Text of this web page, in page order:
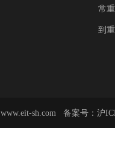
常
到
www.eit-sh.com 备案号： 沪